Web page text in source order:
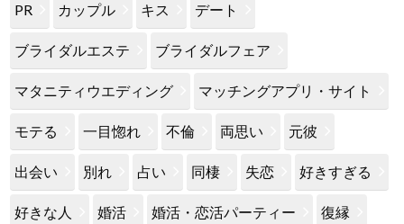
PR カップル キス デート
ブライダルエステ ブライダルフェア
マタニティウエディング マッチングアプリ・サイト
モテる 一目惚れ 不倫 両思い 元彼
出会い 別れ 占い 同棲 失恋 好きすぎる
好きな人 婚活 婚活・恋活パーティー 復縁